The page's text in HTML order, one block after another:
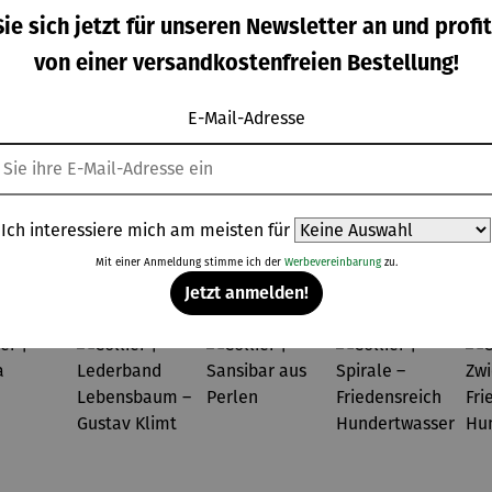
5 Sternen
|
02
Kette |
Kette |
UVP27,00 €
Kette |
Beach 03
Verkaufspreis:
Topseller aus der Kategorie Ketten
sich jetzt für unseren Newsletter an und
von einer versandkostenfreien Bestellung!
E-Mail-Adresse
Ich interessiere mich am meisten für
Mit einer Anmeldung stimme ich der Werbevereinbarungzu.
Jetzt anmelden!